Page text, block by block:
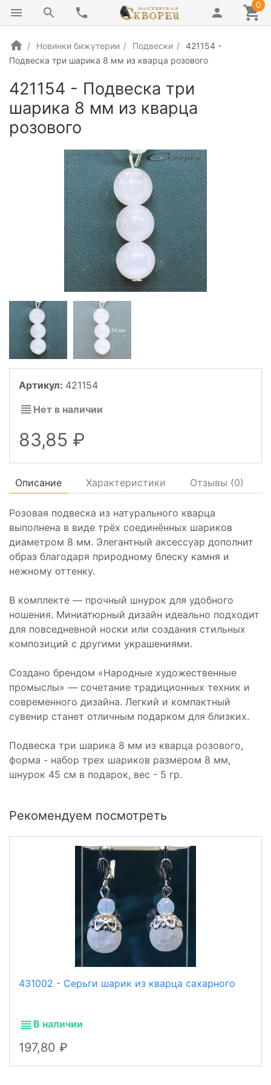
0
Новинки бижутерии Подвески
421154 -
Подвеска три шарика 8 мм из кварца розового
421154 - Подвеска три
шарика 8 мм из кварца
розового
Артикул: 421154
Нет в наличии
83,85
Описание Характеристики Отзывы (0)
Розовая подвеска из натурального кварца
выполнена в виде трёх соединённых шариков
диаметром 8 мм. Элегантный аксессуар дополнит
образ благодаря природному блеску камня и
нежному оттенку.
В комплекте — прочный шнурок для удобного
ношения. Миниатюрный дизайн идеально подходит
для повседневной носки или создания стильных
композиций с другими украшениями.
Создано брендом «Народные художественные
промыслы» — сочетание традиционных техник и
современного дизайна. Легкий и компактный
сувенир станет отличным подарком для близких.
Подвеска три шарика 8 мм из кварца розового,
форма - набор трех шариков размером 8 мм,
шнурок 45 см в подарок, вес - 5 гр.
Рекомендуем посмотреть
431002 - Серьги шарик из кварца сахарного
В наличии
197,80